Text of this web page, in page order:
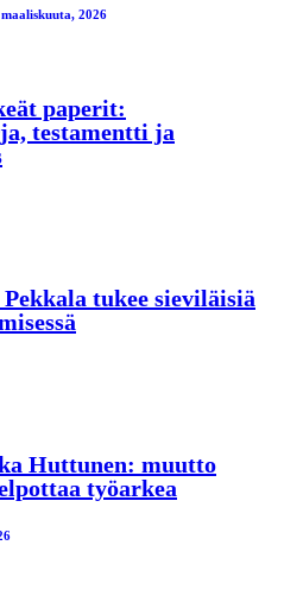
2026
paperit:
testamentti ja
tukee sieviläisiä
Huttunen: muutto
työarkea